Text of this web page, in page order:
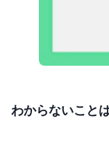
わからないこと